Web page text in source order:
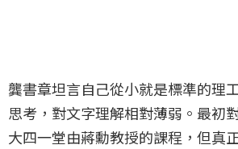
龔書章坦言自己從小就是標準的理
思考，對文字理解相對薄弱。最初
大四一堂由蔣勳教授的課程，但真